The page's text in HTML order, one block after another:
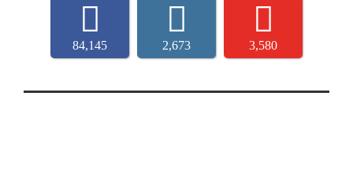
84,145 2,673 3,580